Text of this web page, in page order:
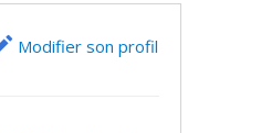
Modifier son profil